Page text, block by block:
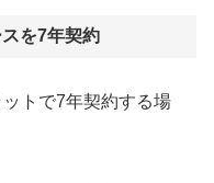
を7年契約
トで7年契約する場